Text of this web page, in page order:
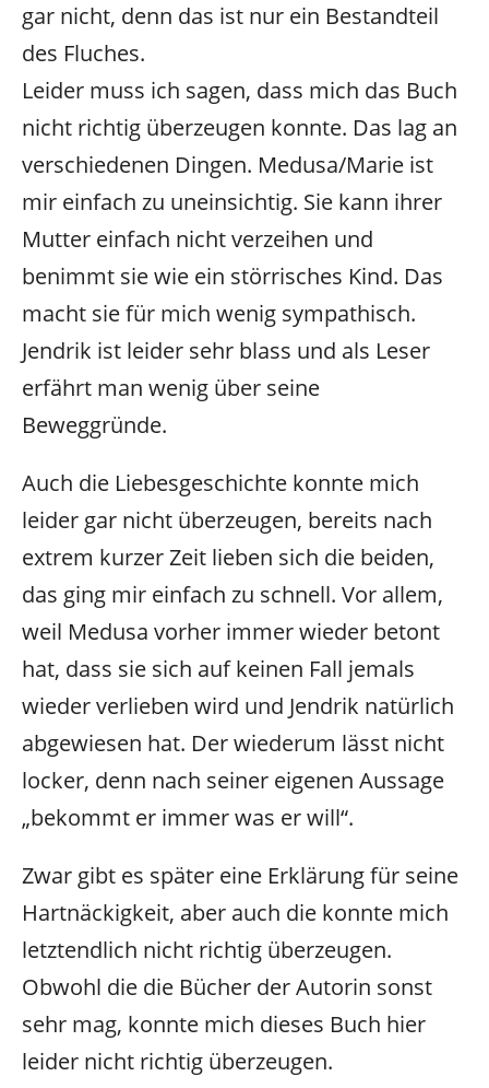
gar nicht, denn das ist nur ein Bestandteil
des Fluches.
Leider muss ich sagen, dass mich das Buch
nicht richtig überzeugen konnte. Das lag an
verschiedenen Dingen. Medusa/Marie ist
mir einfach zu uneinsichtig. Sie kann ihrer
Mutter einfach nicht verzeihen und
benimmt sie wie ein störrisches Kind. Das
macht sie für mich wenig sympathisch.
Jendrik ist leider sehr blass und als Leser
erfährt man wenig über seine
Beweggründe.
Auch die Liebesgeschichte konnte mich
leider gar nicht überzeugen, bereits nach
extrem kurzer Zeit lieben sich die beiden,
das ging mir einfach zu schnell. Vor allem,
weil Medusa vorher immer wieder betont
hat, dass sie sich auf keinen Fall jemals
wieder verlieben wird und Jendrik natürlich
abgewiesen hat. Der wiederum lässt nicht
locker, denn nach seiner eigenen Aussage
„bekommt er immer was er will“.
Zwar gibt es später eine Erklärung für seine
Hartnäckigkeit, aber auch die konnte mich
letztendlich nicht richtig überzeugen.
Obwohl die die Bücher der Autorin sonst
sehr mag, konnte mich dieses Buch hier
leider nicht richtig überzeugen.